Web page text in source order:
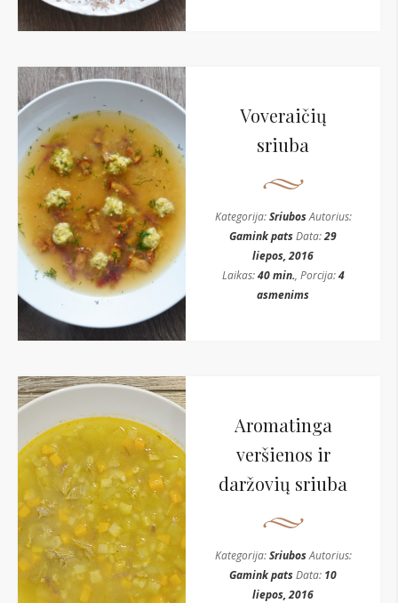
Voveraičių
sriuba
Kategorija:SriubosAutorius:
Gamink patsData:29
liepos, 2016
Laikas:40 min., Porcija:4
asmenims
Aromatinga
veršienos ir
daržovių sriuba
Kategorija:SriubosAutorius:
Gamink patsData: 10
liepos, 2016